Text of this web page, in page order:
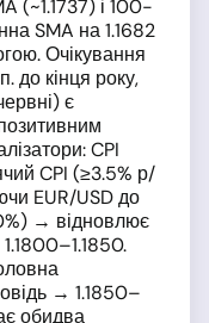
(~1.1737) і 100-
SMA на 1.1682
Очікування
до кінця року,
є
CPI
CPI (≥3.5% р/
EUR/USD до
→ відновлює
→ 1.1850–
обидва